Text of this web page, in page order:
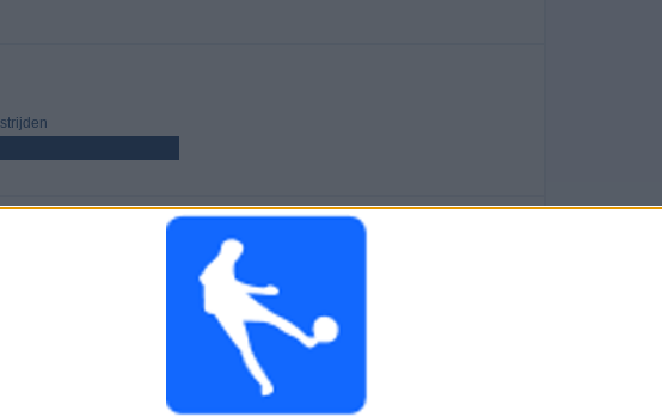
Zonder gratis
wedstrijd
WEDSTRIJDEN
4
Aaneengeschakelde
MAXIMAAL